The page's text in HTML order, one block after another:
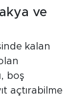
ve
kalan
boş
açtırabilme